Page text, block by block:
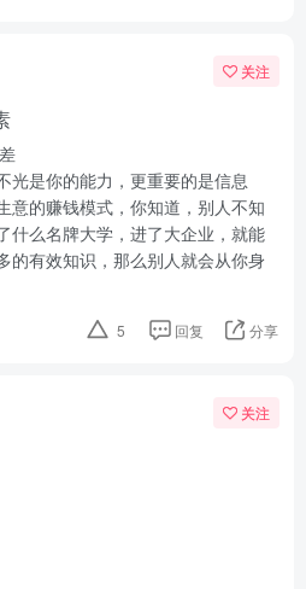
关注
光是你的能力，更重要的是信息
意的赚钱模式，你知道，别人不知
什么名牌大学，进了大企业，就能
的有效知识，那么别人就会从你身
5 回复 分享
关注